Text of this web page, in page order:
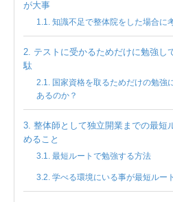
が大事
知識不足で整体院をした場合に
テストに受かるためだけに勉強し
駄
国家資格を取るためだけの勉強
あるのか？
整体師として独立開業までの最短
めること
最短ルートで勉強する方法
学べる環境にいる事が最短ルート